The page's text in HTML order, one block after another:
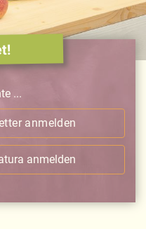
...
anmelden
anmelden